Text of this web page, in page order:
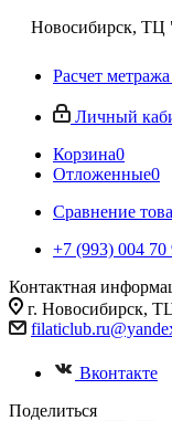
Новосибирск, ТЦ
Расчет
Личный
Корзина0
Отложенные0
Сравнение
+7 (993) 004 70
Контактная
г. Новосибирск,
Вконтакте
Поделиться